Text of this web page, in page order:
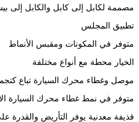
مصممة لكابل إلى كابل والكابل إلى
تطبيق المجلس
متوفر في المكونات ومقبس الأنماط
الخيار محطة مع أنواع مختلفة
موصل وغطاء محرك السيارة تباع
متوفر في نمط غطاء محرك السيارة
قذيفة معدنية يوفر التأريض والقدرة